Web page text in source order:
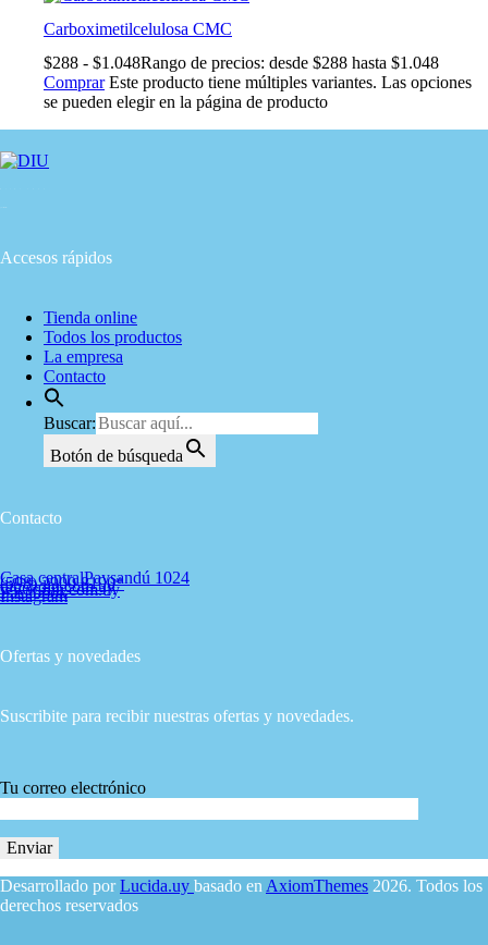
Carboximetilcelulosa CMC
$288 - $1.048Rango de precios: desde $288 hasta $1.048
Comprar Este producto tiene múltiples variantes. Las opciones
se pueden elegir en la página de producto
Accesos rápidos
Tienda online
Todos los productos
La empresa
Contacto
Buscar:
Botón de búsqueda
Contacto
Casa centralPaysandú 1024
(598) 2900 8190*
diu@diu.com.uy
www.diu.com.uy
Facebook
Instagram
Ofertas y novedades
Suscribite para recibir nuestras ofertas y novedades.
Tu correo electrónico
Desarrollado porLucida.uy basado en AxiomThemes 2026. Todos los
derechos reservados